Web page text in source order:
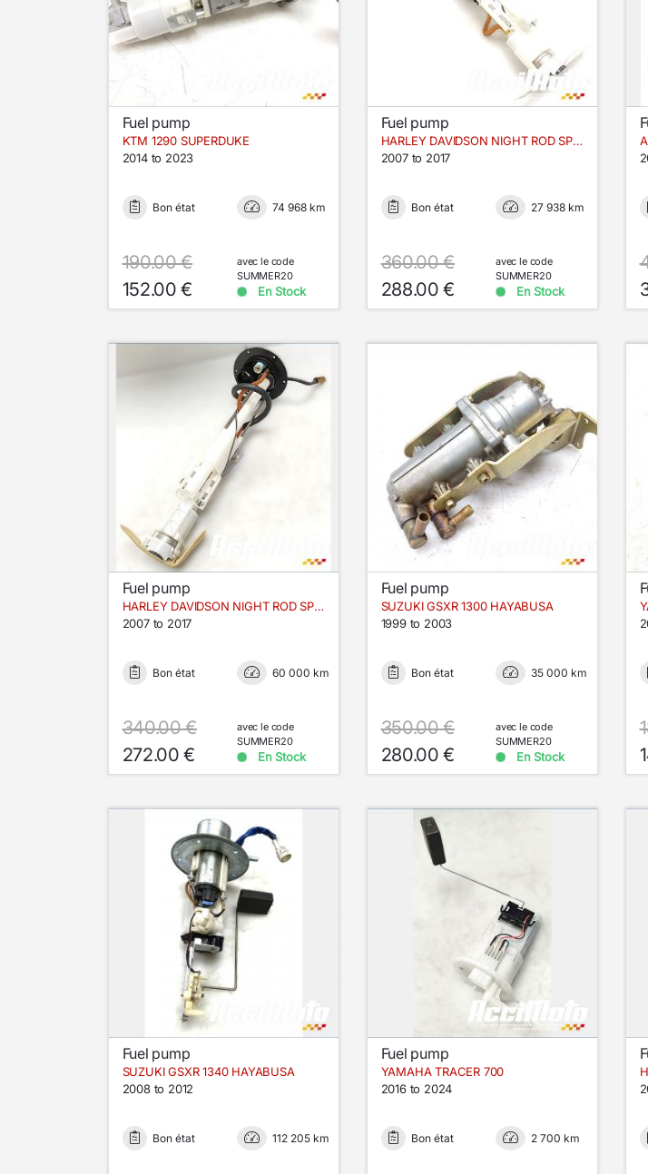
Fuel pump
KTM 1290 SUPERDUKE
2014 to 2023
Bon état 74 968 km
190.00 €
152.00 €
avec le code
SUMMER20
En Stock
Fuel pump
HARLEY DAVIDSON NIGHT ROD SPECIAL VRSCDX
2007 to 2017
Bon état 27 938 km
360.00 €
288.00 €
avec le code
SUMMER20
En Stock
Fuel pump
HARLEY DAVIDSON NIGHT ROD SPECIAL VRSCDX
2007 to 2017
Bon état 60 000 km
340.00 €
272.00 €
avec le code
SUMMER20
En Stock
Fuel pump
SUZUKI GSXR 1300 HAYABUSA
1999 to 2003
Bon état 35 000 km
350.00 €
280.00 €
avec le code
SUMMER20
En Stock
Fuel pump
SUZUKI GSXR 1340 HAYABUSA
2008 to 2012
Bon état 112 205 km
Fuel pump
YAMAHA TRACER 700
2016 to 2024
Bon état 2 700 km